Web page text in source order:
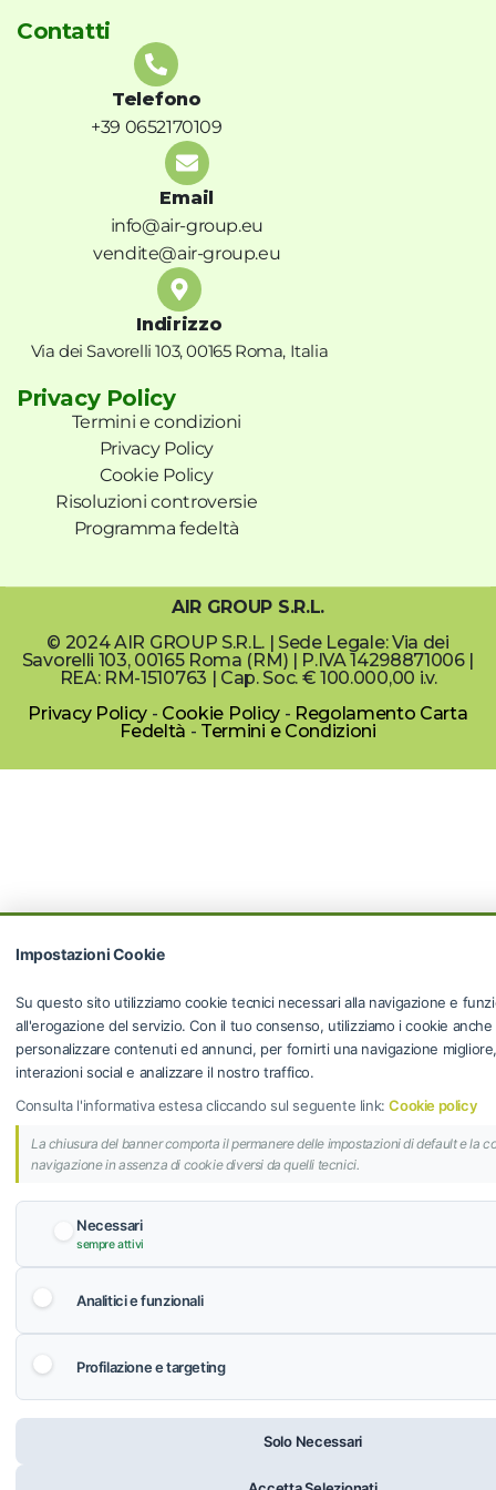
Contatti
Telefono
+39 0652170109
Email
info@air-group.eu
vendite@air-group.eu
Indirizzo
Via dei Savorelli 103, 00165 Roma, Italia
Privacy Policy
Termini e condizioni
Privacy Policy
Cookie Policy
Risoluzioni controversie
Programma fedeltà
AIR GROUP S.R.L.
© 2024 AIR GROUP S.R.L. | Sede Legale: Via dei
Savorelli 103, 00165 Roma (RM) | P.IVA 14298871006 |
REA: RM-1510763 | Cap. Soc. € 100.000,00 i.v.
Privacy Policy - Cookie Policy- Regolamento Carta
Fedeltà - Termini e Condizioni
Impostazioni Cookie
Su questo sito utilizziamo cookie tecnici necessari alla navigazione e
all'erogazione del servizio. Con il tuo consenso, utilizziamo i cookie
personalizzare contenuti ed annunci, per fornirti una navigazione
interazioni social e analizzare il nostro traffico.
Consulta l'informativa estesa cliccando sul seguente link:Cookie policy
La chiusura del banner comporta il permanere delle impostazioni di default e la
navigazione in assenza di cookie diversi da quelli tecnici.
Necessari
sempre attivi
Analitici e funzionali
Profilazione e targeting
Solo Necessari